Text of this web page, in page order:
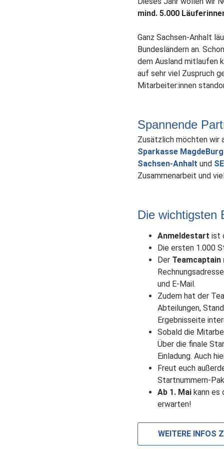
mind. 5.000
Ganz Sachsen-Anhalt
Bundesländern an.
dem Ausland mitlaufen
auf sehr viel Zuspruch
Mitarbeiter:innen
Spannende
Zusätzlich möchten wir
Sparkasse MagdeBurg
Sachsen-Anhalt und
Zusammenarbeit und
Die wichtigsten
Anmeldestart ist
Die ersten 1.000
Der Teamcaptain
und E-Mail.
Zudem hat der
Abteilungen,
Ergebnisseite
Sobald die
Über die finale
Einladung. Auch
Freut euch
Startnummern-
Ab 1. Maikann es
erwarten!
WEITERE INFOS